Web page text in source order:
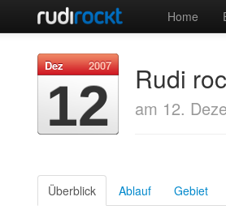
Home
2007
Dez
12 Rudi
am 12.
Überblick Ablauf Gebiet